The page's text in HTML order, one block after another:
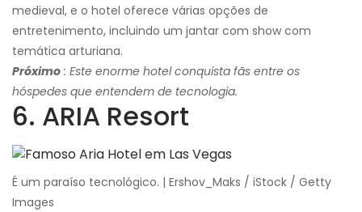
medieval, e o hotel oferece várias opções de
entretenimento, incluindo um jantar com show com
temática arturiana.
Próximo : Este enorme hotel conquista fãs entre os
hóspedes que entendem de tecnologia.
6. ARIA Resort
É um paraíso tecnológico. | Ershov_Maks / iStock / Getty
Images